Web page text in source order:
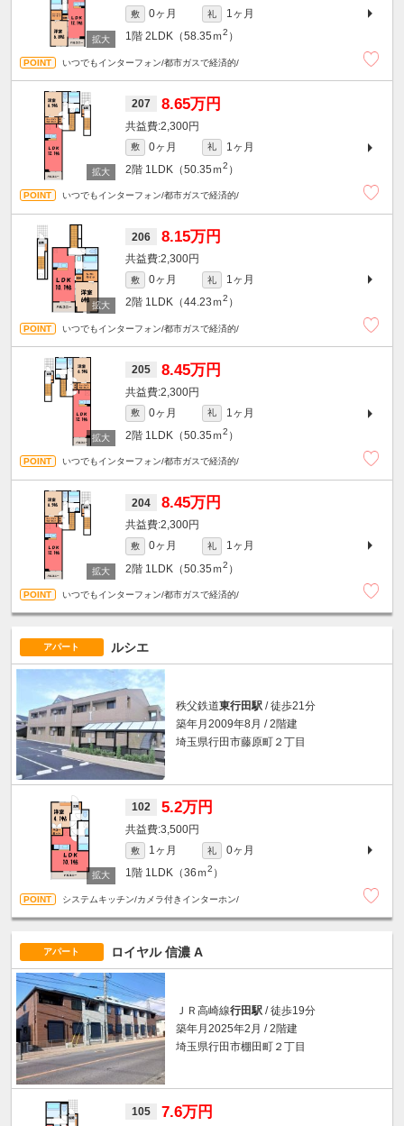
敷 0ヶ月 礼
1ヶ月
1階 2LDK（58.35ｍ2 ）
いつでもインターフォン/都市ガスで経済的/
207 8.65万円
2,300円
敷 0ヶ月 礼
1ヶ月
2階 1LDK（50.35ｍ2 ）
いつでもインターフォン/都市ガスで経済的/
206 8.15万円
2,300円
敷 0ヶ月 礼
1ヶ月
2階 1LDK（44.23ｍ2 ）
いつでもインターフォン/都市ガスで経済的/
205 8.45万円
2,300円
敷 0ヶ月 礼
1ヶ月
2階 1LDK（50.35ｍ2 ）
いつでもインターフォン/都市ガスで経済的/
204 8.45万円
2,300円
敷 0ヶ月 礼
1ヶ月
2階 1LDK（50.35ｍ2 ）
いつでもインターフォン/都市ガスで経済的/
アパート ルシエ
秩父鉄道東行田駅 / 徒歩21分
築年月2009年8月 / 2階建
埼玉県行田市藤原町２丁目
102 5.2万円
3,500円
敷 1ヶ月 礼
0ヶ月
1階 1LDK（36ｍ2 ）
システムキッチン/カメラ付きインターホン/
アパート ロイヤル 信濃 A
ＪＲ高崎線行田駅 / 徒歩19分
築年月2025年2月 / 2階建
埼玉県行田市棚田町２丁目
105 7.6万円